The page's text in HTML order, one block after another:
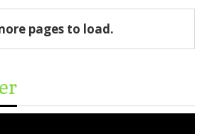
pages to load.